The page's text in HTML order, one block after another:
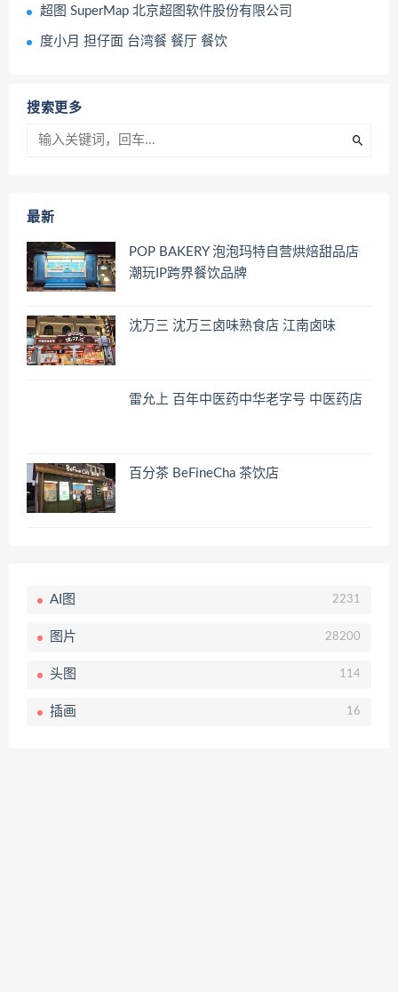
超图 SuperMap 北京超图软件股份有限公司
度小月 担仔面 台湾餐 餐厅 餐饮
搜索更多
最新
POP BAKERY 泡泡玛特自营烘焙甜品店
潮玩IP跨界餐饮品牌
沈万三 沈万三卤味熟食店 江南卤味
雷允上 百年中医药中华老字号 中医药店
百分茶 BeFineCha 茶饮店
AI图 2231
图片 28200
头图 114
插画 16